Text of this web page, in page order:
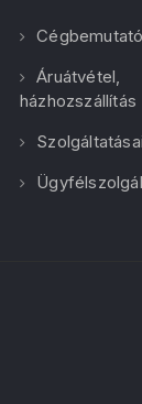
Cégbemutató
Áruátvétel,
házhozszállítás